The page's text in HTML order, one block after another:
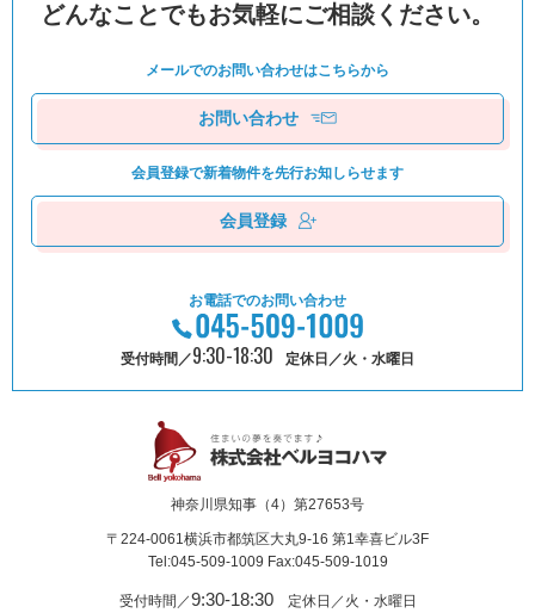
どんなことでもお気軽にご相談ください。
メールでのお問い合わせはこちらから
お問い合わせ
会員登録で新着物件を先⾏お知しらせます
会員登録
お電話でのお問い合わせ
受付時間／9:30-18:30 定休日／火・水曜日
神奈川県知事（4）第27653号
〒224-0061横浜市都筑区⼤丸9-16 第1幸喜ビル3F
Tel:045-509-1009 Fax:045-509-1019
受付時間／9:30-18:30定休日／火・水曜日